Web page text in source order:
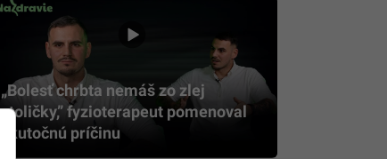
„Bolesť chrbta nemáš zo zlej
stoličky,” fyzioterapeut pomenoval
skutočnú príčinu